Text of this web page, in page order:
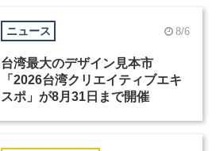
ニュース 8/6
台湾最大のデザイン見本市
「2026台湾クリエイティブエキ
スポ」が8月31日まで開催